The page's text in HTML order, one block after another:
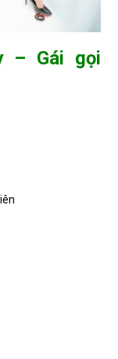
– Gái gọi